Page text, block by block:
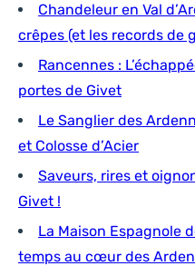
Chandeleur en Val
crêpes (et les records de
Rancennes :
portes de Givet
Le Sanglier des
et Colosse d’Acier
Saveurs, rires et
Givet !
La Maison Espagnole
temps au cœur des